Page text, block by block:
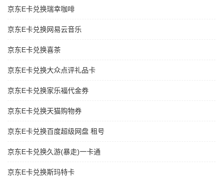
京东E卡兑换瑞幸咖啡
京东E卡兑换网易云音乐
京东E卡兑换喜茶
京东E卡兑换大众点评礼品卡
京东E卡兑换家乐福代金券
京东E卡兑换天猫购物券
京东E卡兑换百度超级网盘 租号
京东E卡兑换久游(暴走)一卡通
京东E卡兑换斯玛特卡